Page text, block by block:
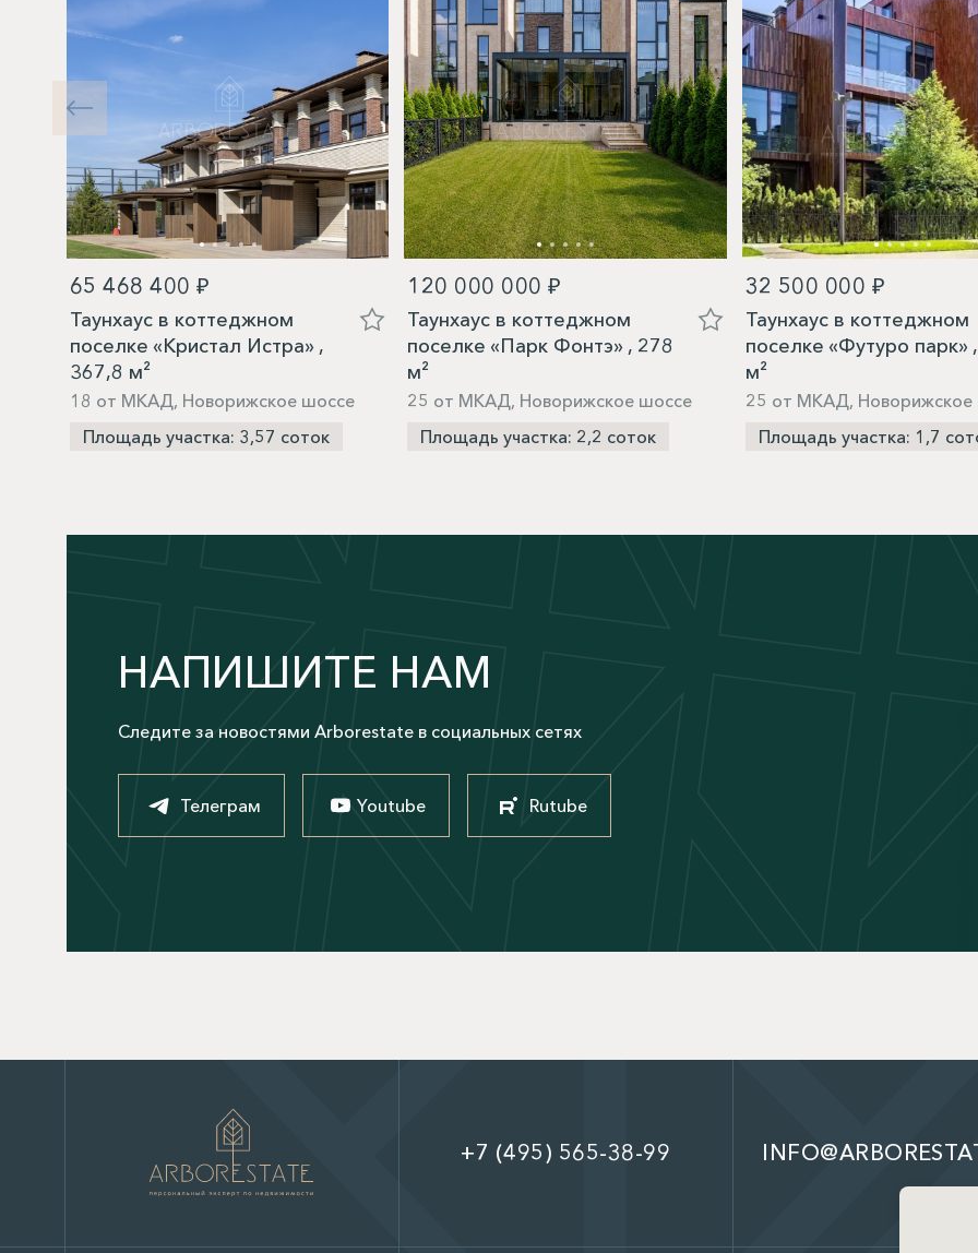
65 468 400 ₽
Таунхаус в коттеджном
поселке «Кристал Истра» ,
367,8 м²
18 от МКАД, Новорижское шоссе
Площадь участка: 3,57 соток
120 000 000 ₽
Таунхаус в коттеджном
поселке «Парк Фонтэ» , 278
м²
25 от МКАД, Новорижское шоссе
Площадь участка: 2,2 соток
32 500 000 ₽
Таунхаус в коттеджном
поселке «Футуро парк»
м²
25 от МКАД, Новорижское
Площадь участка: 1,7
НАПИШИТЕ НАМ
Следите за новостями Arborestate в социальных сетях
Телеграм Youtube Rutube
+7 (495) 565-38-99